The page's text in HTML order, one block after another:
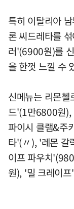
특히 이탈리아
론 씨드레타를
러'(6900원)를
을 한껏 느낄 수
신메뉴는 리몬
드'(1만6800원
파이시 클램&주
타'(〃), '레몬 갈
이프 파우치
원), '밀 크레이